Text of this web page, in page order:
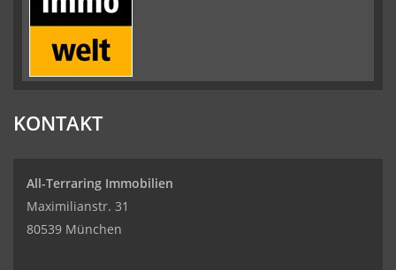
KONTAKT
All-Terraring Immobilien
Maximilianstr. 31
80539 München